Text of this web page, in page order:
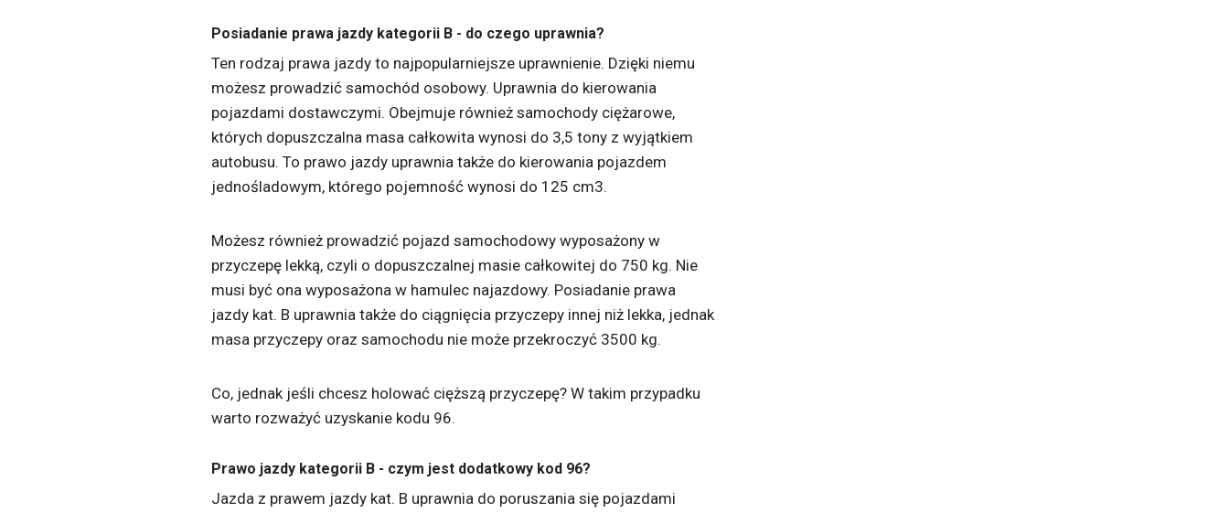
Posiadanie prawa jazdy kategorii B - do czego uprawnia?
Ten rodzaj prawa jazdy to najpopularniejsze uprawnienie. Dzięki niemu
możesz prowadzić samochód osobowy. Uprawnia do kierowania
pojazdami dostawczymi. Obejmuje również samochody ciężarowe,
których dopuszczalna masa całkowita wynosi do 3,5 tony z wyjątkiem
autobusu. To prawo jazdy uprawnia także do kierowania pojazdem
jednośladowym, którego pojemność wynosi do 125 cm3.
Możesz również prowadzić pojazd samochodowy wyposażony w
przyczepę lekką, czyli o dopuszczalnej masie całkowitej do 750 kg. Nie
musi być ona wyposażona w hamulec najazdowy. Posiadanie prawa
jazdy kat. B uprawnia także do ciągnięcia przyczepy innej niż lekka, jednak
masa przyczepy oraz samochodu nie może przekroczyć 3500 kg.
Co, jednak jeśli chcesz holować cięższą przyczepę? W takim przypadku
warto rozważyć uzyskanie kodu 96.
Prawo jazdy kategorii B - czym jest dodatkowy kod 96?
Jazda z prawem jazdy kat. B uprawnia do poruszania się pojazdami